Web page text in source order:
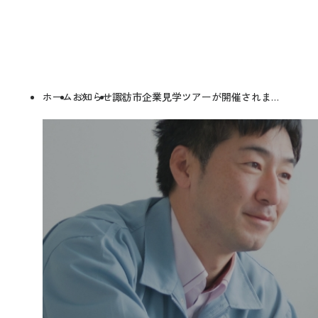
ホームお知らせ諏訪市企業見学ツアーが開催されま…